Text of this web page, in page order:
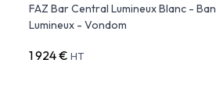
FAZ Bar Central Lumineux Blanc -
Lumineux - Vondom
1 924 € HT